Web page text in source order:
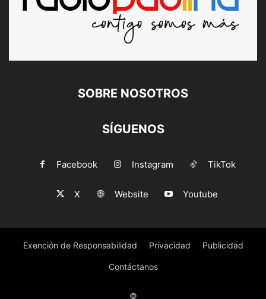
SOBRE NOSOTROS
SÍGUENOS
Facebook Instagram TikTok
X Website Youtube
Exención de Responsabilidad Privacidad Publicidad
Contáctanos
©